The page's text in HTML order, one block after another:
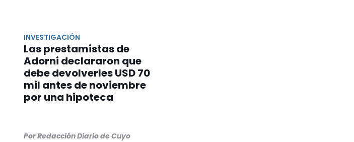
INVESTIGACIÓN
Las prestamistas de
Adorni declararon que
debe devolverles USD 70
mil antes de noviembre
por una hipoteca
Por Redacción Diario de Cuyo